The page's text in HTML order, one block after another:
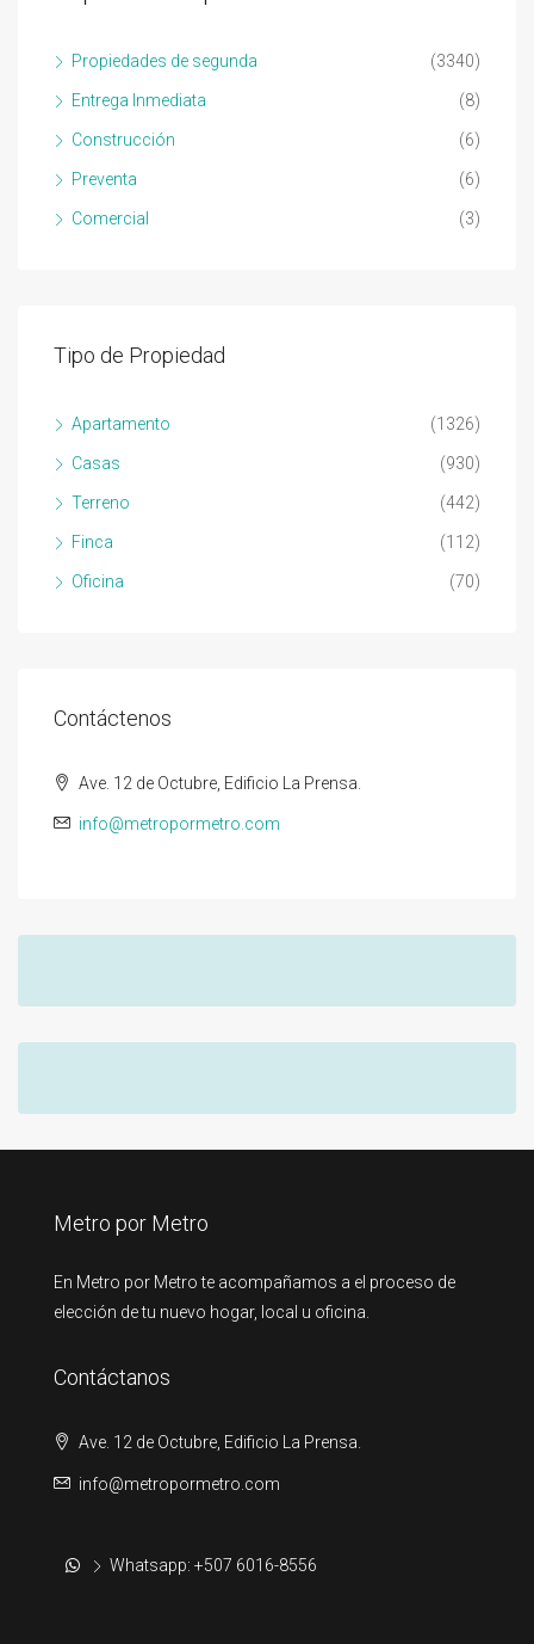
Propiedades de segunda (3340)
Entrega Inmediata (8)
Construcción (6)
Preventa (6)
Comercial (3)
Tipo de Propiedad
Apartamento (1326)
Casas (930)
Terreno (442)
Finca (112)
Oficina (70)
Contáctenos
Ave. 12 de Octubre, Edificio La Prensa.
info@metropormetro.com
Metro por Metro
En Metro por Metro te acompañamos a el proceso de
elección de tu nuevo hogar, local u oficina.
Contáctanos
Ave. 12 de Octubre, Edificio La Prensa.
info@metropormetro.com
Whatsapp: +507 6016-8556